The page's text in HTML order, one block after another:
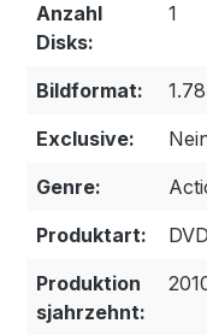
Anzahl
Disks:
1
Bildformat:
Exclusive:
Genre:
Produktart:
DVD
Produktion
sjahrzehnt: